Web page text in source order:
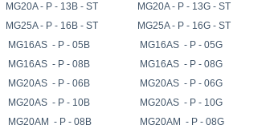
MG20A - P - 13B - ST
MG25A - P - 16B - ST
MG20A - P - 13G - ST
MG25A - P - 16G - ST
MG16AS - P - 05B
MG16AS - P - 08B
MG20AS - P - 06B
MG20AS - P - 10B
MG20AM - P - 08B
MG16AS - P - 05G
MG16AS - P - 08G
MG20AS - P - 06G
MG20AS - P - 10G
MG20AM - P - 08G